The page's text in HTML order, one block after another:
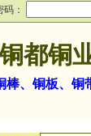
码：
都铜
棒、铜板、铜